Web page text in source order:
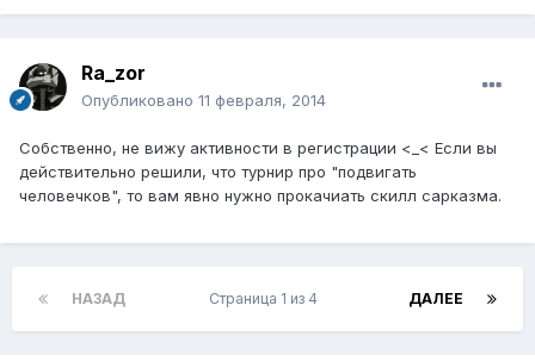
Ra_zor
Опубликовано 11 февраля, 2014
Собственно, не вижу активности в регистрации <_< Если вы
действительно решили, что турнир про "подвигать
человечков", то вам явно нужно прокачиать скилл сарказма.
НАЗАД ДАЛЕЕ
Страница 1 из 4